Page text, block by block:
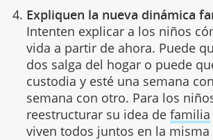
Expliquen la nueva dinámica
Intenten explicar a los niños
vida a partir de ahora. Puede
dos salga del hogar o puede
custodia y esté una semana
semana con otro. Para los
reestructurar su idea de familia
viven todos juntos en la misma